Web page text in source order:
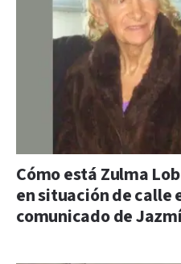
Cómo está Zulma
en situación de calle
comunicado de